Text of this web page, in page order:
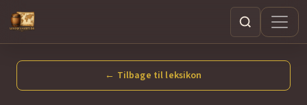
Søg
← Tilbage til leksikon